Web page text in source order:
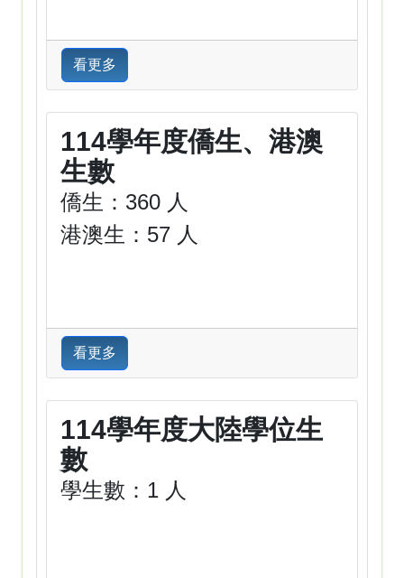
看更多
114學年度僑生、港澳
生數
僑生：360 人
港澳生：57 人
看更多
114學年度大陸學位生
數
學生數：1 人